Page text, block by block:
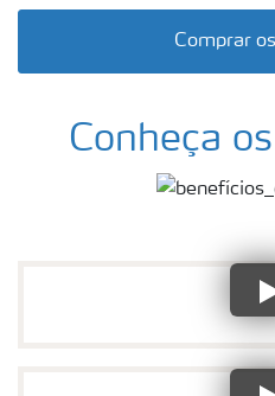
Comprar
Conheça